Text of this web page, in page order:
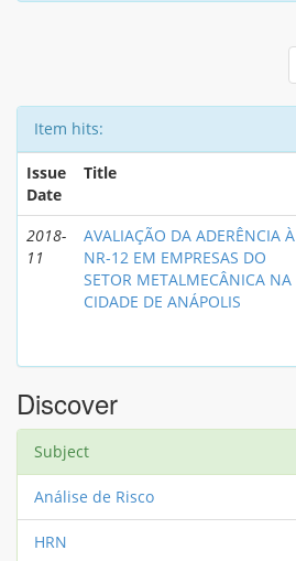
Item hits:
Issue
Date
Title
2018-
11
AVALIAÇÃO DA ADERÊNCIA À
NR-12 EM EMPRESAS DO
SETOR METALMECÂNICA NA
CIDADE DE ANÁPOLIS
Discover
Subject
Análise de Risco
HRN